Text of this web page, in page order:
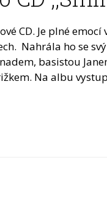
CD. Je plné
Nahrála ho se
basistou
Na albu